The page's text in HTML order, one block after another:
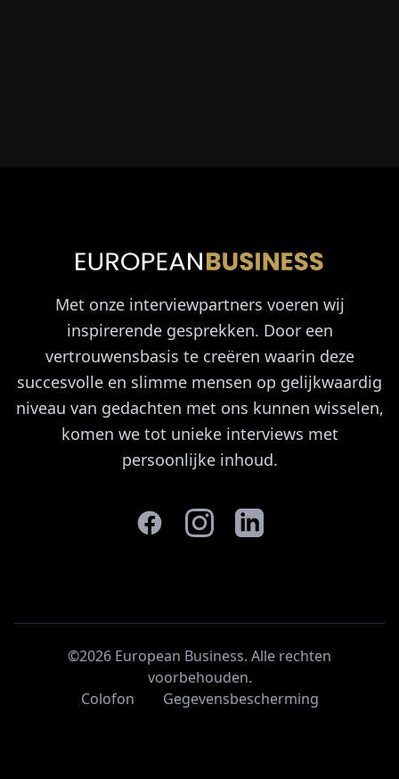
Met onze interviewpartners voeren wij
inspirerende gesprekken. Door een
vertrouwensbasis te creëren waarin deze
succesvolle en slimme mensen op gelijkwaardig
niveau van gedachten met ons kunnen wisselen,
komen we tot unieke interviews met
persoonlijke inhoud.
©2026 European Business. Alle rechten
voorbehouden.
Colofon
Gegevensbescherming